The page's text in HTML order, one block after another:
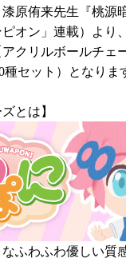
原侑来先生『桃源
ピオン」連載）より
クリルボールチェ
セット）となりま
とは】
ふわふわ優しい質